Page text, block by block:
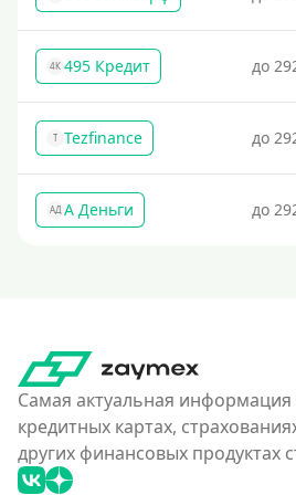
Условия
С возможностью частичного
Без страховок и комиссий
Со страховкой
Повторный
Надежные
С автоматическим одобрением
Без номера телефона
На телефон
Без платных услуг и подписок
4К 495 Кредит до
T Tezfinance до
АД А Деньги до
Самая актуальная информация
кредитных картах,
других финансовых продуктах